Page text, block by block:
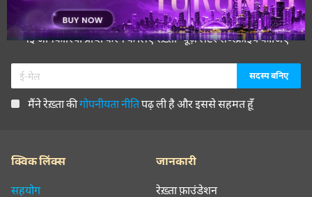
रेख़्ता न्यूज़लेटर सबस्क्राइब कीजिए
नई जानकारियाँ प्राप्त करने के लिए रेख़्ता न्यूज़ लेटर सब्स्क्राइब कीजिए
मैंने रेख़्ता कीगोपनीयता नीतिपढ़ ली है और इससे सहमत हूँ
क्विक लिंक्स
सहयोग
जानकारी
रेख़्ता फ़ाउंडेशन